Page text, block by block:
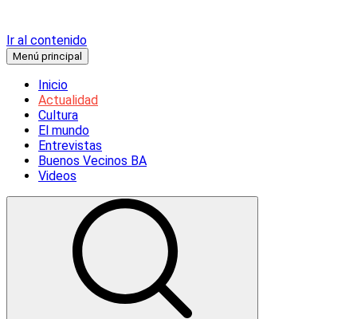
Ir al contenido
Menú principal
Inicio
Actualidad
Cultura
El mundo
Entrevistas
Buenos Vecinos BA
Videos